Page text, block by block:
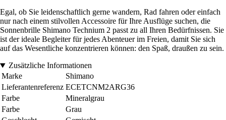
Egal, ob Sie leidenschaftlich gerne wandern, Rad fahren oder einfach
nur nach einem stilvollen Accessoire für Ihre Ausflüge suchen, die
Sonnenbrille Shimano Technium 2 passt zu all Ihren Bedürfnissen. Sie
ist der ideale Begleiter für jedes Abenteuer im Freien, damit Sie sich
auf das Wesentliche konzentrieren können: den Spaß, draußen zu sein.
Zusätzliche Informationen
Marke
Shimano
Lieferantenreferenz ECETCNM2ARG36
Farbe
Mineralgrau
Farbe
Grau